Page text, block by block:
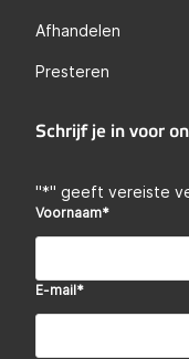
Afhandelen
Presteren
Schrijf je in voor
"*" geeft vereiste
Voornaam*
E-mail*